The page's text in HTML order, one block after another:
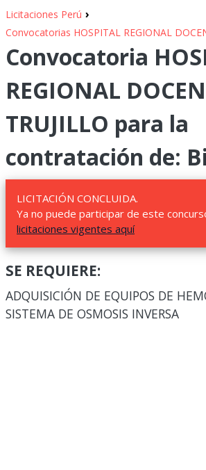
Licitaciones Perú ›
Convocatorias HOSPITAL REGIONAL
Convocatoria
REGIONAL
TRUJILLO para la
contratación de:
LICITACIÓN CONCLUIDA.
Ya no puede participar de este
licitaciones vigentes aquí
SE REQUIERE:
ADQUISICIÓN DE EQUIPOS DE
SISTEMA DE OSMOSIS INVERSA